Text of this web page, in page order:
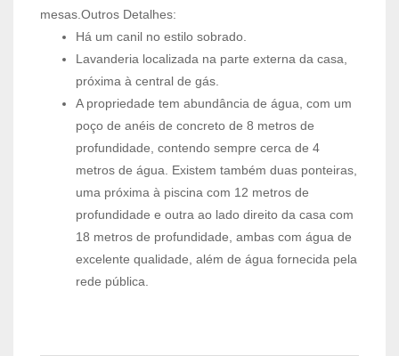
mesas.Outros Detalhes:
Há um canil no estilo sobrado.
Lavanderia localizada na parte externa da casa,
próxima à central de gás.
A propriedade tem abundância de água, com um
poço de anéis de concreto de 8 metros de
profundidade, contendo sempre cerca de 4
metros de água. Existem também duas ponteiras,
uma próxima à piscina com 12 metros de
profundidade e outra ao lado direito da casa com
18 metros de profundidade, ambas com água de
excelente qualidade, além de água fornecida pela
rede pública.